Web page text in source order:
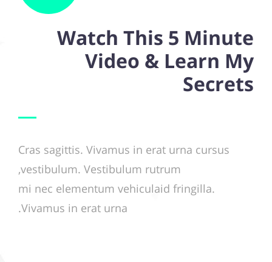
Watch This 5 Minute
Video & Learn My
Secrets
Cras sagittis. Vivamus in erat urna cursus
vestibulum. Vestibulum rutrum,
mi nec elementum vehiculaid fringilla.
Vivamus in erat urna.